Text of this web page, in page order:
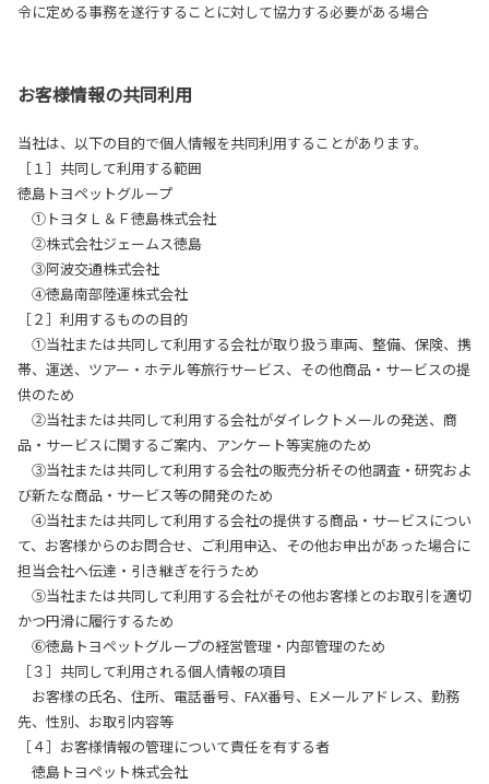
令に定める事務を遂行することに対して協力する必要がある場合
お客様情報の共同利用
当社は、以下の目的で個人情報を共同利用することがあります。
［１］共同して利用する範囲
徳島トヨペットグループ
①トヨタＬ＆Ｆ徳島株式会社
②株式会社ジェームス徳島
③阿波交通株式会社
④徳島南部陸運株式会社
［２］利用するものの目的
①当社または共同して利用する会社が取り扱う車両、整備、保険、携
帯、運送、ツアー・ホテル等旅行サービス、その他商品・サービスの提
供のため
②当社または共同して利用する会社がダイレクトメールの発送、商
品・サービスに関するご案内、アンケート等実施のため
③当社または共同して利用する会社の販売分析その他調査・研究およ
び新たな商品・サービス等の開発のため
④当社または共同して利用する会社の提供する商品・サービスについ
て、お客様からのお問合せ、ご利用申込、その他お申出があった場合に
担当会社へ伝達・引き継ぎを行うため
⑤当社または共同して利用する会社がその他お客様とのお取引を適切
かつ円滑に履行するため
⑥徳島トヨペットグループの経営管理・内部管理のため
［３］共同して利用される個人情報の項目
お客様の氏名、住所、電話番号、FAX番号、Eメールアドレス、勤務
先、性別、お取引内容等
［４］お客様情報の管理について責任を有する者
徳島トヨペット株式会社